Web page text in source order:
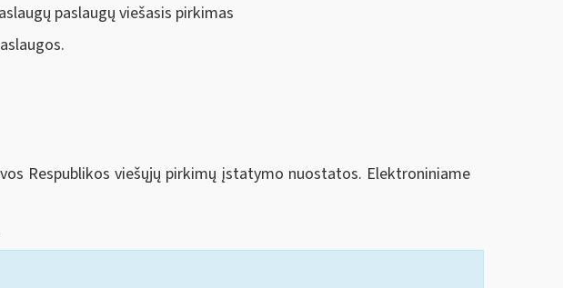
paslaugų viešasis pirkimas
Respublikos viešųjų pirkimų įstatymo nuostatos. Elektroniniame